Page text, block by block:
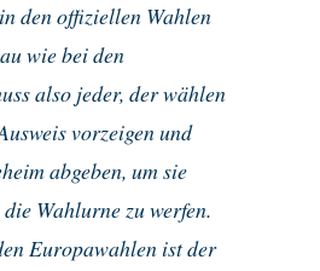
den offiziellen Wahlen
wie bei den
also jeder, der wählen
vorzeigen und
abgeben, um sie
Wahlurne zu werfen.
Europawahlen ist der